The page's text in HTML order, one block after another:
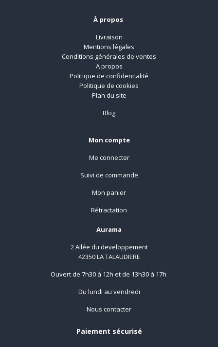
À propos
Livraison
Mentions légales
Conditions générales de ventes
A propos
Politique de confidentialité
Politique de cookies
Plan du site
Blog
Mon compte
Me connecter
Suivi de commande
Mon panier
Rétractation
Aurama
2 Allée du developpement
42350 LA TALAUDIERE
Ouvert de 7h30 à 12h et de 13h30 à 17h
Du lundi au vendredi
Nous contacter
Paiement sécurisé